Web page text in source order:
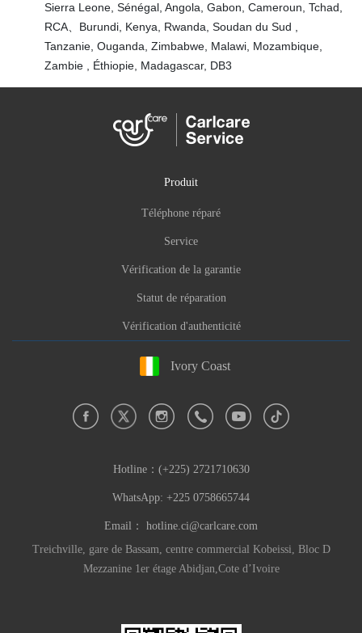
Sierra Leone, Sénégal, Angola, Gabon, Cameroun, Tchad,
RCA、Burundi, Kenya, Rwanda, Soudan du Sud ,
Tanzanie, Ouganda, Zimbabwe, Malawi, Mozambique,
Zambie , Éthiopie, Madagascar, DB3
Produit
Téléphone réparé
Service
Vérification de la garantie
Statut de réparation
Vérification d'authenticité
Ivory Coast
Hotline： (+225) 2721710630
WhatsApp: +225 0758665744
Email： hotline.ci@carlcare.com
Treichville, gare de Bassam, centre commercial Kobeissi, Bloc D
Mezzanine 1er étage Abidjan,Cote d’Ivoire